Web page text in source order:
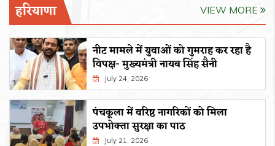
हरियाणा VIEW MORE
नीट मामले में युवाओं को गुमराह कर रहा है
विपक्ष- मुख्यमंत्री नायब सिंह सैनी
July 24, 2026
पंचकूला में वरिष्ठ नागरिकों को मिला
उपभोक्ता सुरक्षा का पाठ
July 21, 2026